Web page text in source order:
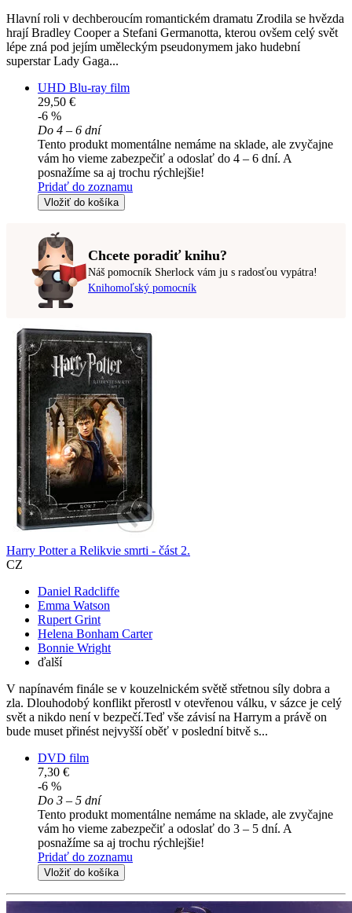
Hlavní roli v dechberoucím romantickém dramatu Zrodila se hvězda
hrají Bradley Cooper a Stefani Germanotta, kterou ovšem celý svět
lépe zná pod jejím uměleckým pseudonymem jako hudební
superstar Lady Gaga...
UHD Blu-ray film
29,50 €
-6 %
Do 4 – 6 dní
Tento produkt momentálne nemáme na sklade, ale zvyčajne
vám ho vieme zabezpečiť a odoslať do 4 – 6 dní. A
posnažíme sa aj trochu rýchlejšie!
Pridať do zoznamu
Vložiť do košíka
Chcete poradiť knihu?
Náš pomocník Sherlock vám ju s radosťou vypátra!
Knihomoľský pomocník
Harry Potter a Relikvie smrti - část 2.
CZ
Daniel Radcliffe
Emma Watson
Rupert Grint
Helena Bonham Carter
Bonnie Wright
ďalší
V napínavém finále se v kouzelnickém světě střetnou síly dobra a
zla. Dlouhodobý konflikt přerostl v otevřenou válku, v sázce je celý
svět a nikdo není v bezpečí.Teď vše závisí na Harrym a právě on
bude muset přinést nejvyšší oběť v poslední bitvě s...
DVD film
7,30 €
-6 %
Do 3 – 5 dní
Tento produkt momentálne nemáme na sklade, ale zvyčajne
vám ho vieme zabezpečiť a odoslať do 3 – 5 dní. A
posnažíme sa aj trochu rýchlejšie!
Pridať do zoznamu
Vložiť do košíka